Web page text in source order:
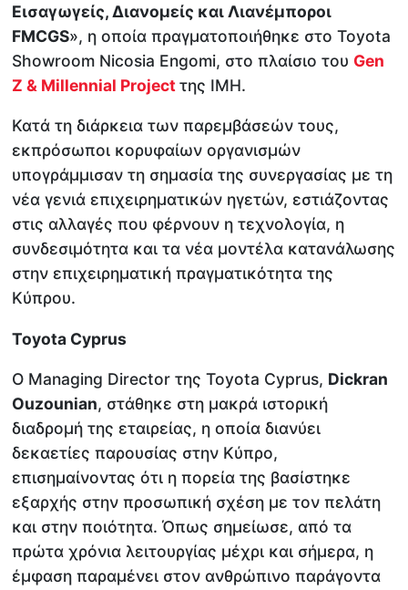
Εισαγωγείς, Διανομείς και Λιανέμποροι
FMCGS», η οποία πραγματοποιήθηκε στο Toyota
Showroom Nicosia Engomi, στο πλαίσιο του Gen
Z & Millennial Projectτης IMH.
Κατά τη διάρκεια των παρεμβάσεών τους,
εκπρόσωποι κορυφαίων οργανισμών
υπογράμμισαν τη σημασία της συνεργασίας με τη
νέα γενιά επιχειρηματικών ηγετών, εστιάζοντας
στις αλλαγές που φέρνουν η τεχνολογία, η
συνδεσιμότητα και τα νέα μοντέλα κατανάλωσης
στην επιχειρηματική πραγματικότητα της
Κύπρου.
Toyota Cyprus
Ο Managing Director της Toyota Cyprus, Dickran
Ouzounian, στάθηκε στη μακρά ιστορική
διαδρομή της εταιρείας, η οποία διανύει
δεκαετίες παρουσίας στην Κύπρο,
επισημαίνοντας ότι η πορεία της βασίστηκε
εξαρχής στην προσωπική σχέση με τον πελάτη
και στην ποιότητα. Όπως σημείωσε, από τα
πρώτα χρόνια λειτουργίας μέχρι και σήμερα, η
έμφαση παραμένει στον ανθρώπινο παράγοντα